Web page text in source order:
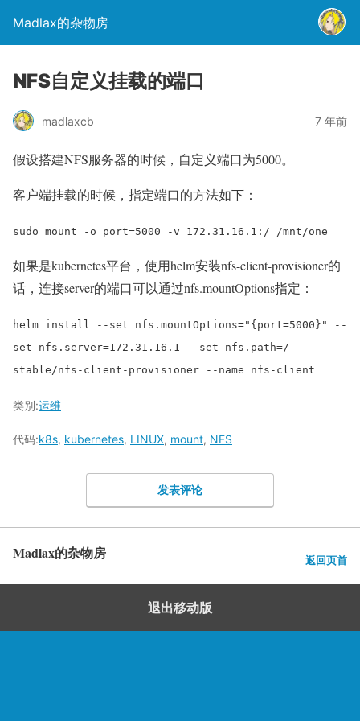
Madlax的杂物房
NFS自定义挂载的端口
madlaxcb 7 年前
假设搭建NFS服务器的时候，自定义端口为5000。
客户端挂载的时候，指定端口的方法如下：
sudo mount -o port=5000 -v 172.31.16.1:/ /mnt/one
如果是kubernetes平台，使用helm安装nfs-client-provisioner的
话，连接server的端口可以通过nfs.mountOptions指定：
helm install --set nfs.mountOptions="{port=5000}" --
set nfs.server=172.31.16.1 --set nfs.path=/
stable/nfs-client-provisioner --name nfs-client
类别:运维
代码:k8s, kubernetes, LINUX, mount, NFS
发表评论
Madlax的杂物房 返回页首
退出移动版